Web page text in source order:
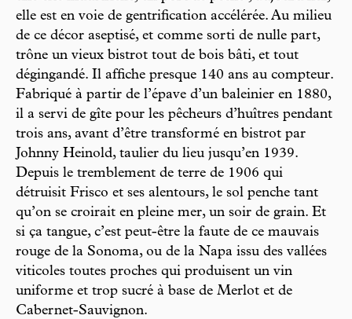
elle est en voie de gentrification accélérée. Au milieu
de ce décor aseptisé, et comme sorti de nulle part,
trône un vieux bistrot tout de bois bâti, et tout
dégingandé. Il affiche presque 140 ans au compteur.
Fabriqué à partir de l’épave d’un baleinier en 1880,
il a servi de gîte pour les pêcheurs d’huîtres pendant
trois ans, avant d’être transformé en bistrot par
Johnny Heinold, taulier du lieu jusqu’en 1939.
Depuis le tremblement de terre de 1906 qui
détruisit Frisco et ses alentours, le sol penche tant
qu’on se croirait en pleine mer, un soir de grain. Et
si ça tangue, c’est peut-être la faute de ce mauvais
rouge de la Sonoma, ou de la Napa issu des vallées
viticoles toutes proches qui produisent un vin
uniforme et trop sucré à base de Merlot et de
Cabernet-Sauvignon.